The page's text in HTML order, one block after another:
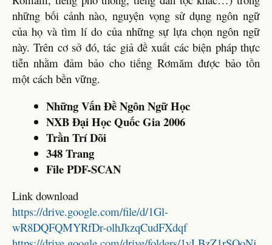
những bối cảnh nào, nguyện vọng sử dụng ngôn ngữ
của họ và tìm lí do của những sự lựa chọn ngôn ngữ
này. Trên cơ sở đó, tác giả đề xuất các biện pháp thực
tiễn nhằm đảm bảo cho tiếng Rơmăm được bảo tồn
một cách bền vững.
Những Vấn Đề Ngôn Ngữ Học
NXB Đại Học Quốc Gia 2006
Trần Trí Dõi
348 Trang
File PDF-SCAN
Link download
https://drive.google.com/file/d/1Gl-
wR8DQFQMYRfDr-olhJkzqCudFXdqf